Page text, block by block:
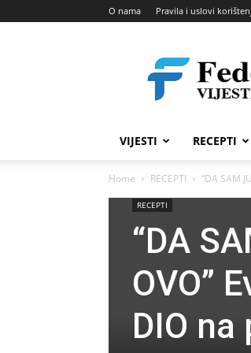
O nama Pravila i uslovi
VIJESTI RECEPTI
Home RECEPTI “DA SAM
RECEPTI
“DA
OVO”
DIO